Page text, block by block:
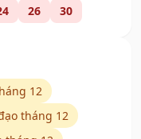
26 30
12
tháng 12